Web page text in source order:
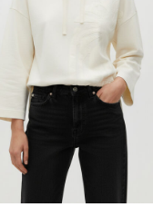
COMPRAR